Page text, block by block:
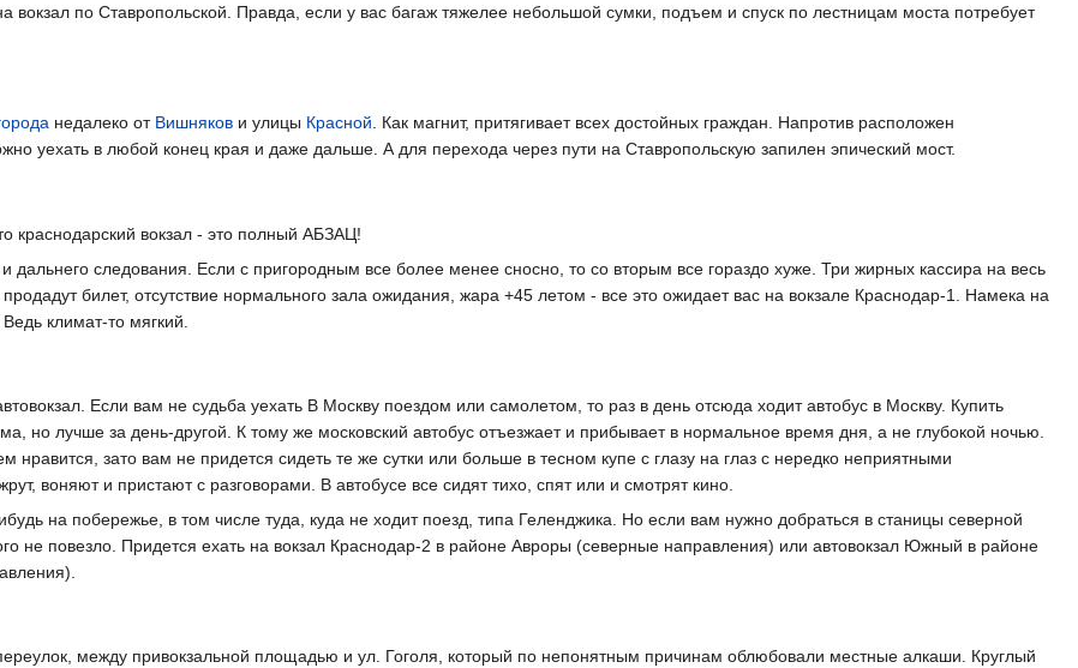
вокзал по Ставропольской. Правда, если у вас багаж тяжелее небольшой сумки, подъем и спуск по лестницам моста потребует
недалеко от Вишняков и улицы Красной. Как магнит, притягивает всех достойных граждан. Напротив расположен
уехать в любой конец края и даже дальше. А для перехода через пути на Ставропольскую запилен эпический мост.
краснодарский вокзал - это полный АБЗАЦ!
и дальнего следования. Если с пригородным все более менее сносно, то со вторым все гораздо хуже. Три жирных кассира на весь
билет, отсутствие нормального зала ожидания, жара +45 летом - все это ожидает вас на вокзале Краснодар-1. Намека на
климат-то мягкий.
Если вам не судьба уехать В Москву поездом или самолетом, то раз в день отсюда ходит автобус в Москву. Купить
но лучше за день-другой. К тому же московский автобус отъезжает и прибывает в нормальное время дня, а не глубокой ночью.
нравится, зато вам не придется сидеть те же сутки или больше в тесном купе с глазу на глаз с нередко неприятными
воняют и пристают с разговорами. В автобусе все сидят тихо, спят или и смотрят кино.
на побережье, в том числе туда, куда не ходит поезд, типа Геленджика. Но если вам нужно добраться в станицы северной
не повезло. Придется ехать на вокзал Краснодар-2 в районе Авроры (северные направления) или автовокзал Южный в районе
между привокзальной площадью и ул. Гоголя, который по непонятным причинам облюбовали местные алкаши. Круглый